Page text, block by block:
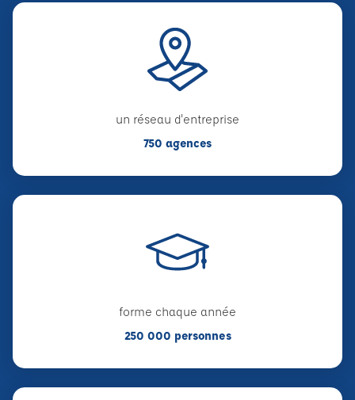
un réseau d'entreprise
750 agences
forme chaque année
250 000 personnes